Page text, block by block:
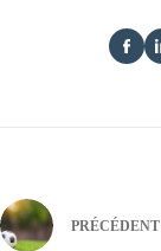
PRÉCÉDENT